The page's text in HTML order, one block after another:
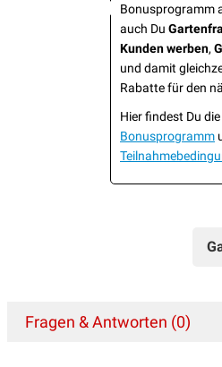
Bonusprogramm
auch Du
Kunden werben,
und damit
Rabatte für den
Hier findest Du die
Bonusprogramm
Fragen & Antworten (0)